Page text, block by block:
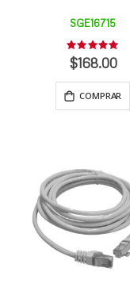
SGE16715
Rating:
0%
$168.00
COMPRAR